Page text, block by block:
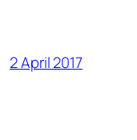
2 April 2017